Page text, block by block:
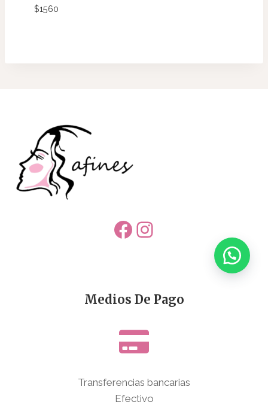
$1560
Facebook
Instagram
Medios De Pago
Transferencias bancarias
Efectivo